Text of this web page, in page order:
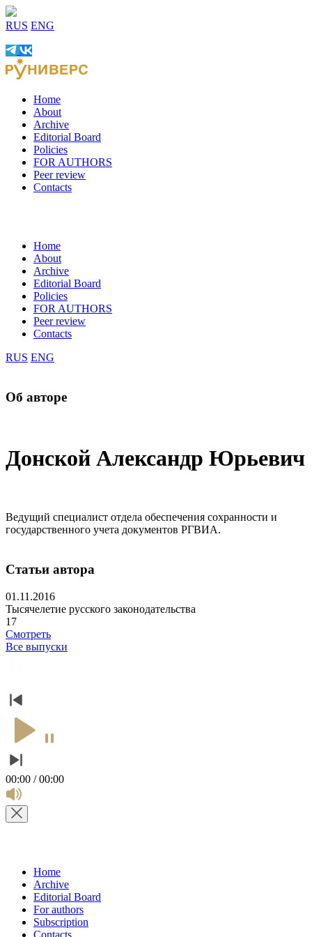
RUS ENG
Home
About
Archive
Editorial Board
Policies
FOR AUTHORS
Peer review
Contacts
Home
About
Archive
Editorial Board
Policies
FOR AUTHORS
Peer review
Contacts
RUS ENG
Об авторе
Донской Александр Юрьевич
Ведущий специалист отдела обеспечения сохранности и
государственного учета документов РГВИА.
Статьи автора
01.11.2016
Тысячелетие русского законодательства
17
Смотреть
Все выпуски
00:00 / 00:00
Home
Archive
Editorial Board
For authors
Subscription
Contacts